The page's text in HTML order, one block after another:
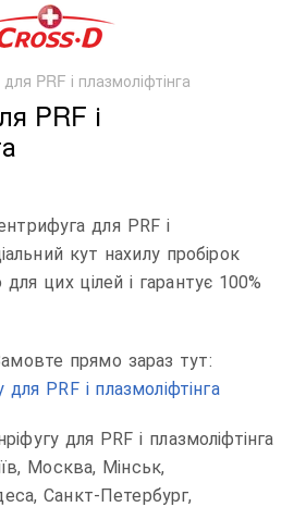
PRF і плазмоліфтінга
PRF і
для PRF і
кут нахилу пробірок
цих цілей і гарантує 100%
прямо зараз тут:
PRF і плазмоліфтінга
для PRF і плазмоліфтінга
Москва, Мінськ,
Санкт-Петербург,